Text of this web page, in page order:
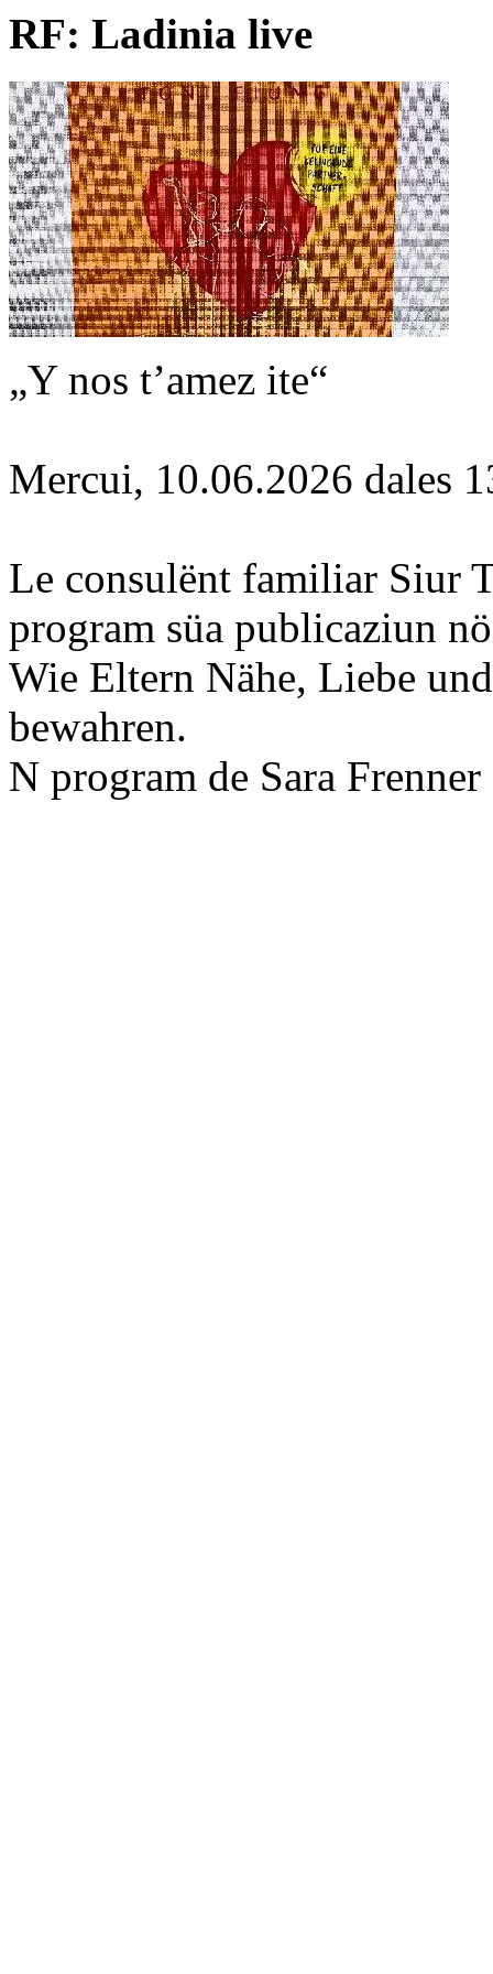
RF: Ladinia live
„Y nos t’amez ite“
Mercui, 10.06.2026 dales
Le consulënt familiar Siur
program süa publicaziun
Wie Eltern Nähe, Liebe
bewahren.
N program de Sara Frenner